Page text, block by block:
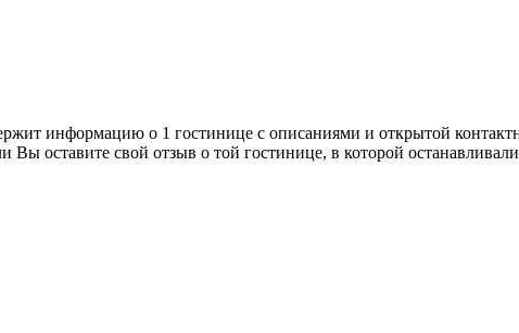
информацию о 1 гостинице с описаниями и открытой
оставите свой отзыв о той гостинице, в которой